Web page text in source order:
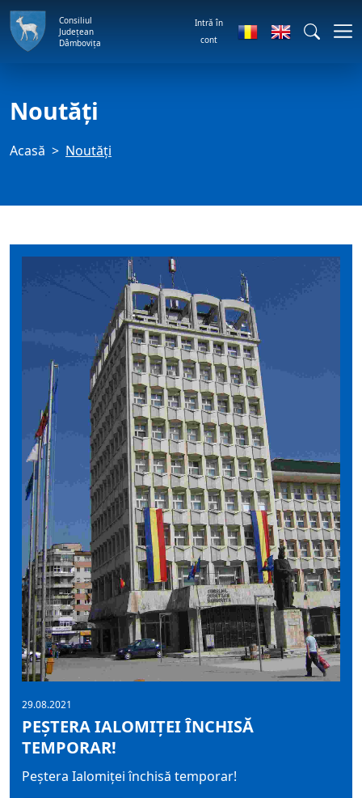
Consiliul
Județean
Dâmbovița
Intră în
cont
Noutăți
Acasă Noutăți
29.08.2021
PEȘTERA IALOMIȚEI ÎNCHISĂ
TEMPORAR!
Peștera Ialomiței închisă temporar!